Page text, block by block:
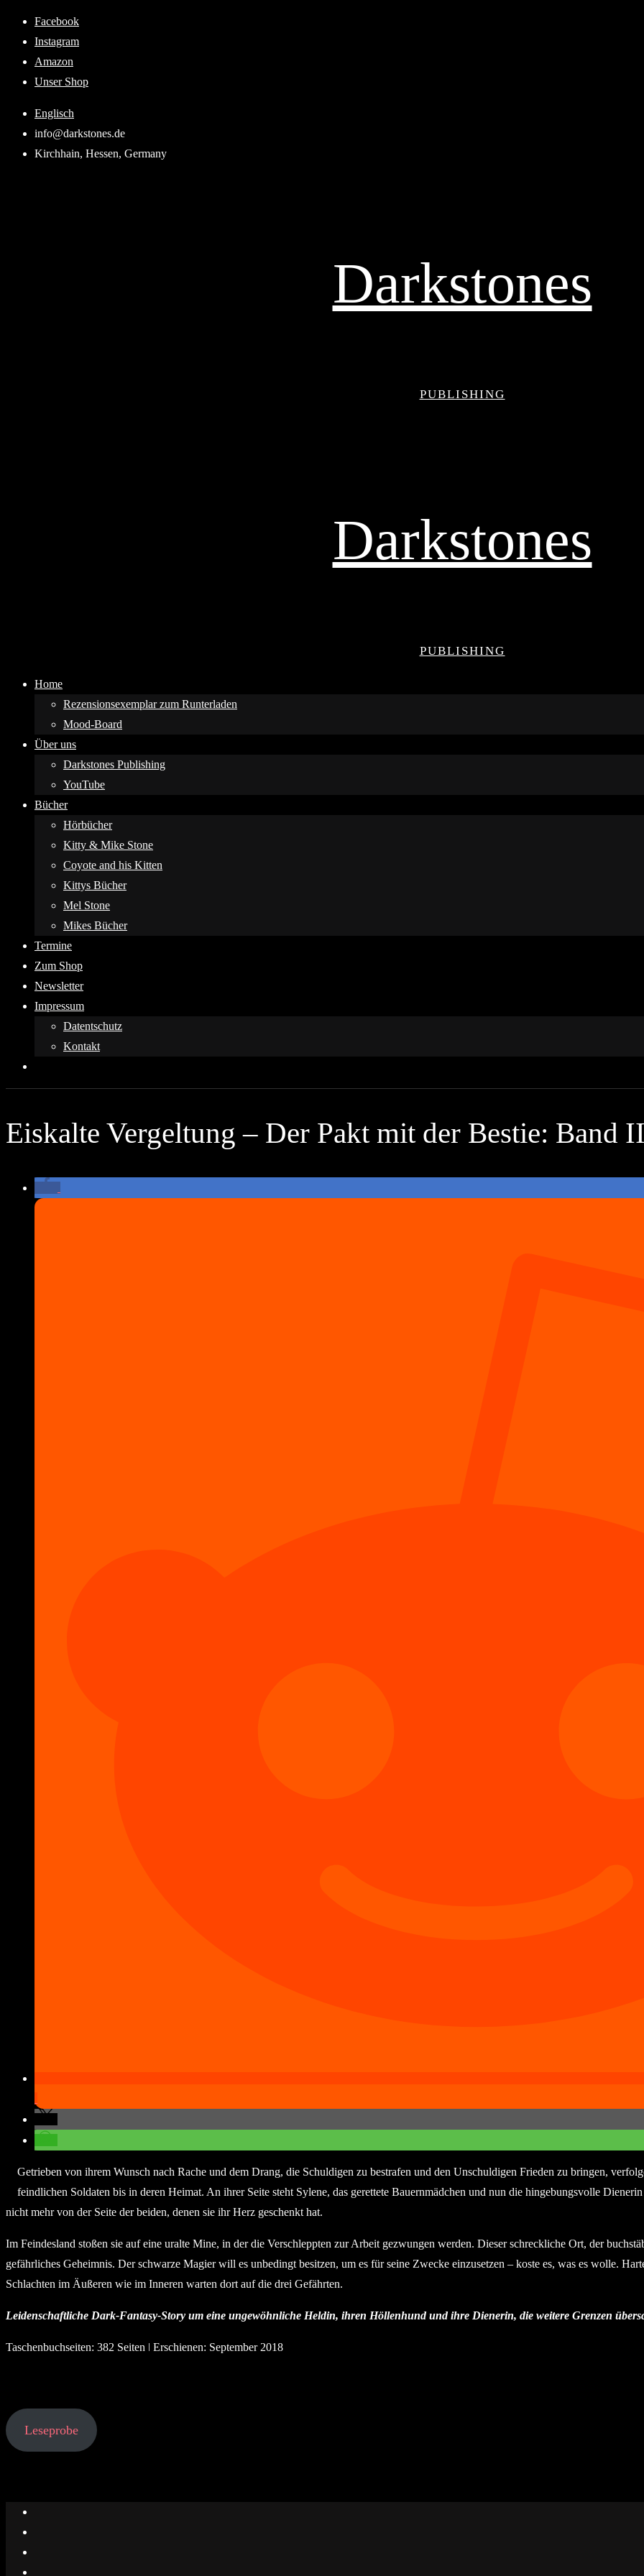
Skip
content
Facebook
Instagram
Amazon
Unser Shop
Englisch
info@darkstones.de
Kirchhain, Hessen, Germany
Darkstones
PUBLISHING
Darkstones
PUBLISHING
Home
Rezensionsexemplar zum Runterladen
Mood-Board
Über uns
Darkstones Publishing
YouTube
Bücher
Hörbücher
Kitty & Mike Stone
Coyote and his Kitten
Kittys Bücher
Mel Stone
Mikes Bücher
Termine
Zum Shop
Newsletter
Impressum
Datentschutz
Kontakt
Eiskalte Vergeltung – Der Pakt mit der Bestie: Band
Getrieben von ihrem Wunsch nach Rache und dem Drang, die Schuldigen zu bestrafen und den Unschuldigen Frieden zu bringen,
feindlichen Soldaten bis in deren Heimat. An ihrer Seite steht Sylene, das gerettete Bauernmädchen und nun die hingebungsvolle
nicht mehr von der Seite der beiden, denen sie ihr Herz geschenkt hat.
Im Feindesland stoßen sie auf eine uralte Mine, in der die Verschleppten zur Arbeit gezwungen werden. Dieser schreckliche Ort, der
gefährliches Geheimnis. Der schwarze Magier will es unbedingt besitzen, um es für seine Zwecke einzusetzen – koste es, was es wolle.
Schlachten im Äußeren wie im Inneren warten dort auf die drei Gefährten.
Leidenschaftliche Dark-Fantasy-Story um eine ungewöhnliche Heldin, ihren Höllenhund und ihre Dienerin, die weitere Grenzen
Taschenbuchseiten: 382 Seiten ǀ Erschienen: September 2018
Leseprobe